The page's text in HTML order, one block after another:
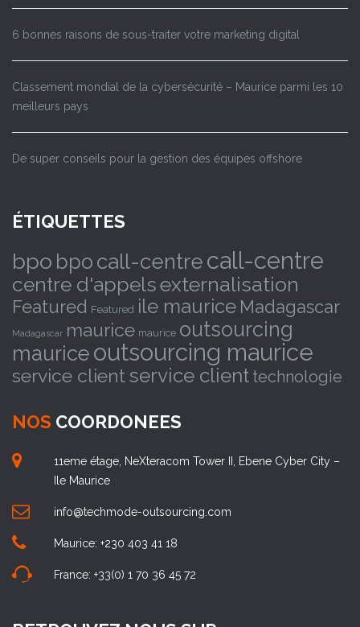
6 bonnes raisons de sous-traiter votre marketing digital
Classement mondial de la cybersécurité – Maurice parmi les 10
meilleurs pays
De super conseils pour la gestion des équipes offshore
ÉTIQUETTES
bpo bpo call-centre call-centre
centre d'appelsexternalisation
Featured Featured ile maurice Madagascar
Madagascar maurice maurice outsourcing
maurice outsourcing maurice
service clientservice client technologie
NOS COORDONEES
11eme étage, NeXteracom Tower II, Ebene Cyber City –
Ile Maurice
info@techmode-outsourcing.com
Maurice: +230 403 41 18
France: +33(0) 1 70 36 45 72